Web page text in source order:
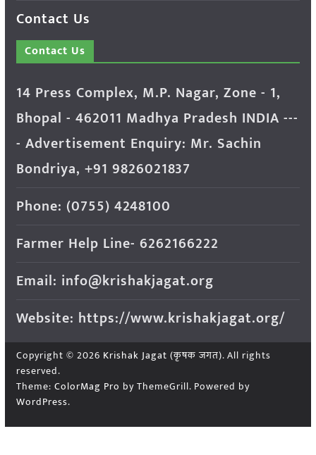
Contact Us
Contact Us
14 Press Complex, M.P. Nagar, Zone - 1,
Bhopal - 462011 Madhya Pradesh INDIA ---
- Advertisement Enquiry: Mr. Sachin
Bondriya, +91 9826021837
Phone: (0755) 4248100
Farmer Help Line- 6262166222
Email: info@krishakjagat.org
Website: https://www.krishakjagat.org/
Copyright © 2026 Krishak Jagat (कृषक जगत). All rights
reserved.
Theme: ColorMag Pro by ThemeGrill. Powered by
WordPress.